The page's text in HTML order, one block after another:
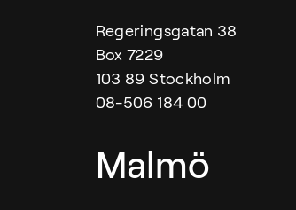
Regeringsgatan 38
Box 7229
103 89 Stockholm
08-506 184 00
Malmö